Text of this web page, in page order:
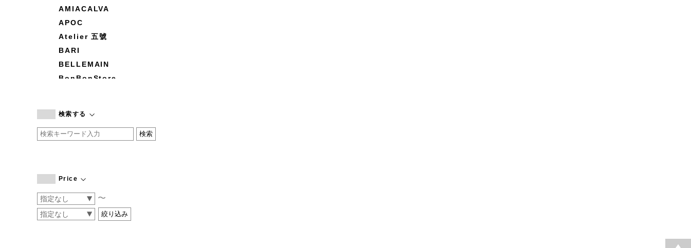
AMIACALVA
APOC
Atelier 五號
BARI
BELLEMAIN
BonBonStore
by basics
CATWORTH
COGTHEBIGSMOKE
CONVERSE
DEAN & DELUCA
検索する
Price
〜